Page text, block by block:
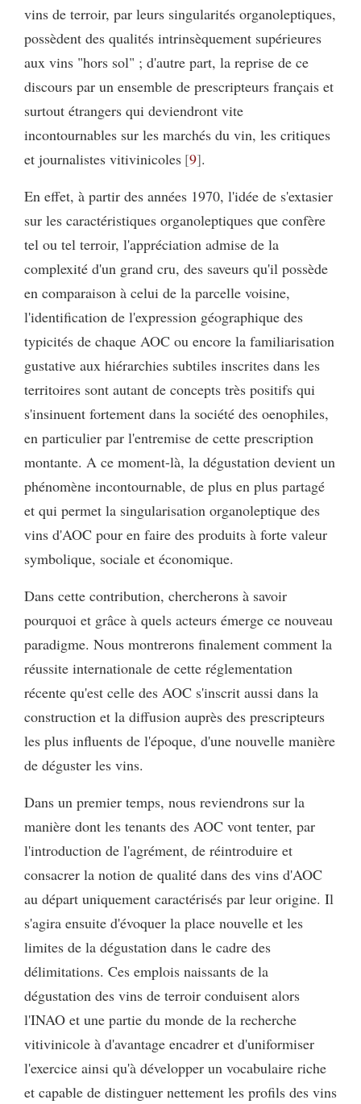
vins de terroir, par leurs singularités organoleptiques,
possèdent des qualités intrinsèquement supérieures
aux vins "hors sol" ; d'autre part, la reprise de ce
discours par un ensemble de prescripteurs français et
surtout étrangers qui deviendront vite
incontournables sur les marchés du vin, les critiques
et journalistes vitivinicoles 9 .
En effet, à partir des années 1970, l'idée de s'extasier
sur les caractéristiques organoleptiques que confère
tel ou tel terroir, l'appréciation admise de la
complexité d'un grand cru, des saveurs qu'il possède
en comparaison à celui de la parcelle voisine,
l'identification de l'expression géographique des
typicités de chaque AOC ou encore la familiarisation
gustative aux hiérarchies subtiles inscrites dans les
territoires sont autant de concepts très positifs qui
s'insinuent fortement dans la société des oenophiles,
en particulier par l'entremise de cette prescription
montante. A ce moment-là, la dégustation devient un
phénomène incontournable, de plus en plus partagé
et qui permet la singularisation organoleptique des
vins d'AOC pour en faire des produits à forte valeur
symbolique, sociale et économique.
Dans cette contribution, chercherons à savoir
pourquoi et grâce à quels acteurs émerge ce nouveau
paradigme. Nous montrerons finalement comment la
réussite internationale de cette réglementation
récente qu'est celle des AOC s'inscrit aussi dans la
construction et la diffusion auprès des prescripteurs
les plus influents de l'époque, d'une nouvelle manière
de déguster les vins.
Dans un premier temps, nous reviendrons sur la
manière dont les tenants des AOC vont tenter, par
l'introduction de l'agrément, de réintroduire et
consacrer la notion de qualité dans des vins d'AOC
au départ uniquement caractérisés par leur origine. Il
s'agira ensuite d'évoquer la place nouvelle et les
limites de la dégustation dans le cadre des
délimitations. Ces emplois naissants de la
dégustation des vins de terroir conduisent alors
l'INAO et une partie du monde de la recherche
vitivinicole à d'avantage encadrer et d'uniformiser
l'exercice ainsi qu'à développer un vocabulaire riche
et capable de distinguer nettement les profils des vins